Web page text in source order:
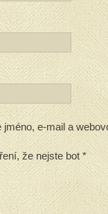
jméno, e-mail a
že nejste bot *